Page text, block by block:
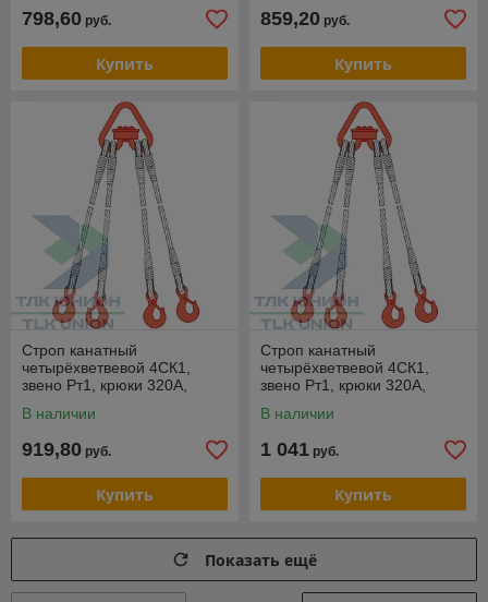
798,60 руб.
Купить
859,20 руб.
Купить
Строп канатный
четырёхветвевой 4СК1,
звено Рт1, крюки 320А,
РОМЕК
В наличии
919,80 руб.
Купить
Строп канатный
четырёхветвевой 4СК1,
звено Рт1, крюки 320А,
РОМЕК
В наличии
1 041 руб.
Купить
Показать ещё